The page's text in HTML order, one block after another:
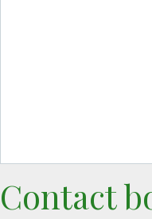
Contact